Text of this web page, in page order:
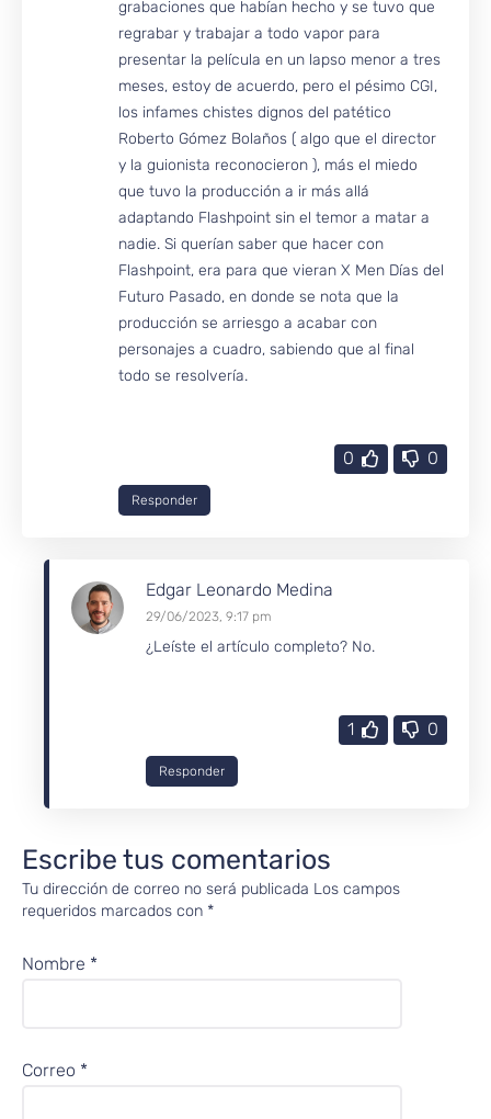
grabaciones que habían hecho y se tuvo que
regrabar y trabajar a todo vapor para
presentar la película en un lapso menor a tres
meses, estoy de acuerdo, pero el pésimo CGI,
los infames chistes dignos del patético
Roberto Gómez Bolaños ( algo que el director
y la guionista reconocieron ), más el miedo
que tuvo la producción a ir más allá
adaptando Flashpoint sin el temor a matar a
nadie. Si querían saber que hacer con
Flashpoint, era para que vieran X Men Días del
Futuro Pasado, en donde se nota que la
producción se arriesgo a acabar con
personajes a cuadro, sabiendo que al final
todo se resolvería.
0 0
Responder
Edgar Leonardo Medina
29/06/2023, 9:17 pm
¿Leíste el artículo completo? No.
1 0
Responder
Escribe tus comentarios
Tu dirección de correo no será publicada Los campos
requeridos marcados con *
Nombre *
Correo *